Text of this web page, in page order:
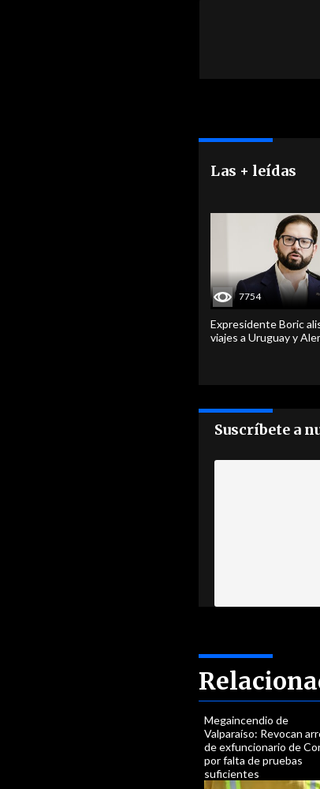
Las + leídas
7754
Expresidente Boric
viajes a Uruguay y
Suscríbete a
Megaincendio de
Valparaíso: Revocan
de exfuncionario de
por falta de pruebas
suficientes